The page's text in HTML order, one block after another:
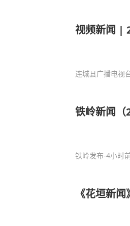
视频新闻 |
连城县广播电视
铁岭新闻（
铁岭发布-4小时
《花垣新